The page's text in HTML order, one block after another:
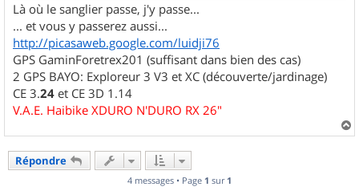
Là où le sanglier passe, j'y passe...
... et vous y passerez aussi...
http://picasaweb.google.com/luidji76
GPS GaminForetrex201 (suffisant dans bien des cas)
2 GPS BAYO: Exploreur 3 V3 et XC (découverte/jardinage)
CE 3.24 et CE 3D 1.14
V.A.E. Haibike XDURO N'DURO RX 26"
a
Répondre
4 messages • Page 1 sur 1